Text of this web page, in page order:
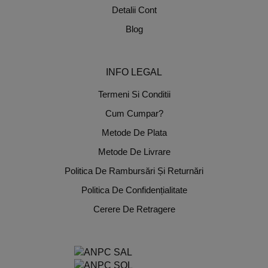
Detalii Cont
Blog
INFO LEGAL
Termeni Si Conditii
Cum Cumpar?
Metode De Plata
Metode De Livrare
Politica De Rambursări Și Returnări
Politica De Confidențialitate
Cerere De Retragere